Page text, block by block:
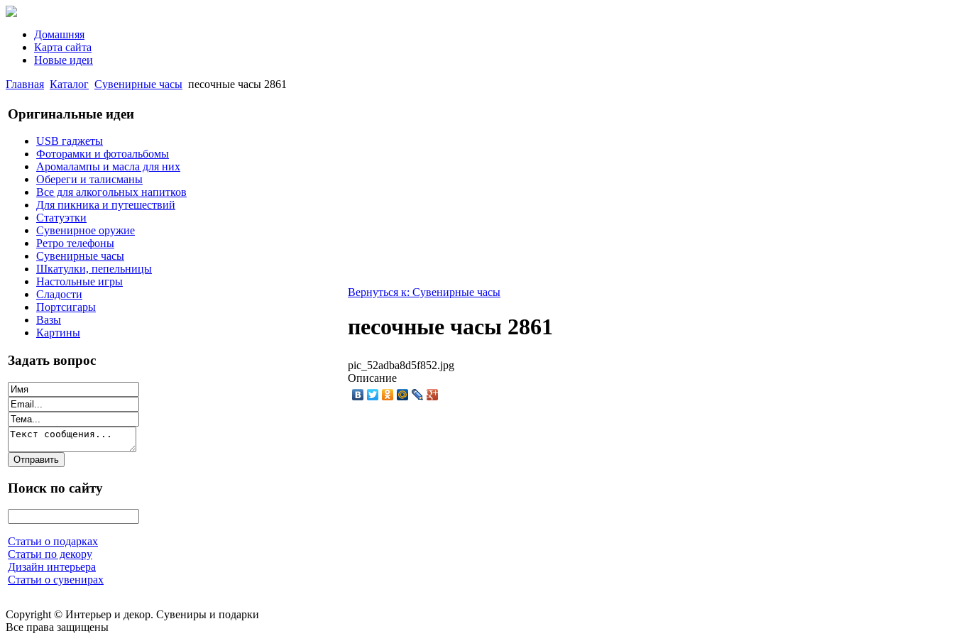
Домашняя
Карта сайта
Новые идеи
Главная Каталог Сувенирные часы песочные часы 2861
Оригинальные идеи
USB гаджеты
Фоторамки и фотоальбомы
Аромалампы и масла для них
Обереги и талисманы
Все для алкогольных напитков
Для пикника и путешествий
Статуэтки
Сувенирное оружие
Ретро телефоны
Сувенирные часы
Шкатулки, пепельницы
Настольные игры
Сладости
Портсигары
Вазы
Картины
Задать вопрос
Поиск по сайту
Статьи о подарках
Статьи по декору
Дизайн интерьера
Статьи о сувенирах
Вернуться к: Сувенирные часы
песочные часы 2861
pic_52adba8d5f852.jpg
Описание
Copyright © Интерьер и декор. Сувениры и подарки
Все права защищены